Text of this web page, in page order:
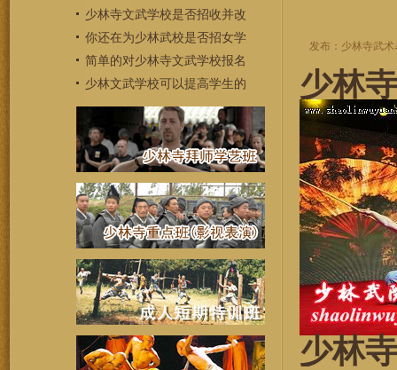
少林寺文武学校是否招收并改
你还在为少林武校是否招女学
简单的对少林寺文武学校报名
少林文武学校可以提高学生的
发布：少林寺武术
少林
少林